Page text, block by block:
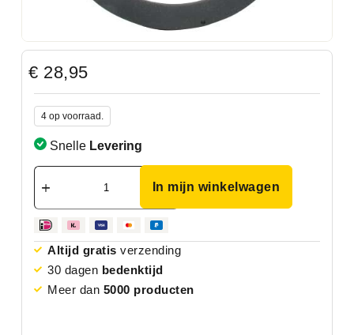
€ 28,95
4 op voorraad.
Snelle Levering
In mijn winkelwagen
Altijd gratis verzending
30 dagen bedenktijd
Meer dan 5000 producten